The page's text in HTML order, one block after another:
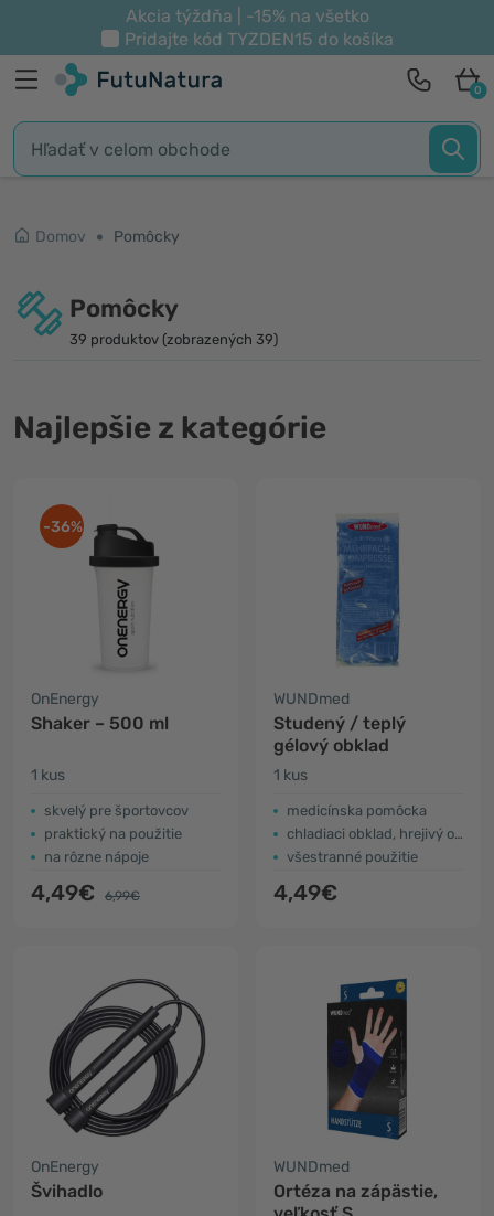
Akcia týždňa | -15% na všetko
Pridajte kód TYZDEN15 do košíka
0
Domov Pomôcky
Pomôcky
39 produktov (zobrazených 39)
Najlepšie z kategórie
-36%
OnEnergy
Shaker – 500 ml
1 kus
skvelý pre športovcov
praktický na použitie
na rôzne nápoje
4,49€ 6,99€
WUNDmed
Studený / teplý
gélový obklad
1 kus
medicínska pomôcka
chladiaci obklad, hrejivý obklad
všestranné použitie
4,49€
OnEnergy
Švihadlo
WUNDmed
Ortéza na zápästie,